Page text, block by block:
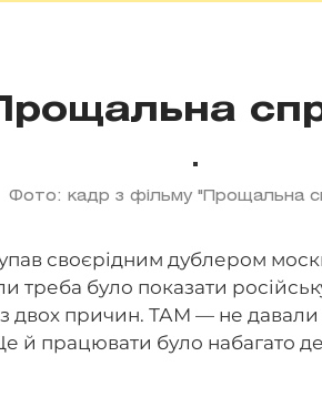
Фото: кадр з фільму "Прощальна
своєрідним дублером
треба було показати
з двох причин. ТАМ — не
й працювати було набагато